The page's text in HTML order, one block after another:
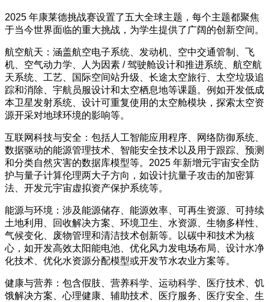
2025 年康莱德挑战赛设置了五大全球主题，每个主题都聚焦
于当今世界面临的重大挑战，为学生提供了广阔的创新空间。
航空航天：涵盖航空电子系统、发动机、空中交通管制、飞
机、空气动力学、人为因素 / 驾驶舱设计和推进系统、航空航
天系统、工艺、国际空间站升级、长途太空旅行、太空垃圾追
踪和消除、宇航员服设计和太空栖息地等课题。例如开发低成
本卫星发射系统、设计可重复使用的太空舱模块，探索太空资
源开采对地球环境的影响等。
互联网科技与安全：包括人工智能应用程序、网络防御系统、
数据驱动的能源管理技术、智能安全技术以及用于跟踪、预测
和分类自然灾害的数据库模型等。2025 年新增元宇宙安全防
护与量子计算伦理两大子方向，如设计抗量子攻击的加密算
法、开发元宇宙虚拟资产保护系统等。
能源与环境：涉及能源储存、能源效率、可再生资源、可持续
土地利用、回收解决方案、环境卫生、水资源、生物多样性、
气候变化、废物管理和清洁技术创新等。以碳中和技术为核
心，如开发高效太阳能电池、优化风力发电场布局、设计水净
化技术、优化水资源分配模型或开发节水农业方案等。
健康与营养：包含假肢、营养科学、运动科学、医疗技术、饥
饿解决方案、心理健康、辅助技术、医疗服务、医疗安全、生